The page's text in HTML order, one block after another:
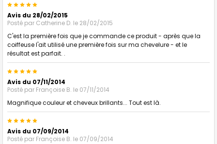
5
Avis du 28/02/2015
Posté par Catherine D. le 28/02/2015
C'est la première fois que je commande ce produit - après que la
coiffeuse l'ait utilisé une première fois sur ma chevelure - et le
résultat est parfait. .
5
Avis du 07/11/2014
Posté par Françoise B. le 07/11/2014
Magnifique couleur et cheveux brillants... Tout est là.
5
Avis du 07/09/2014
Posté par Françoise B. le 07/09/2014